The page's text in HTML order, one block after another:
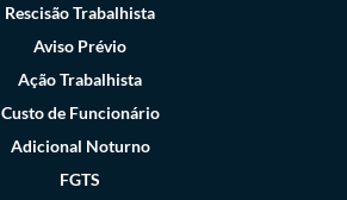
Rescisão Trabalhista
Aviso Prévio
Ação Trabalhista
Custo de Funcionário
Adicional Noturno
FGTS